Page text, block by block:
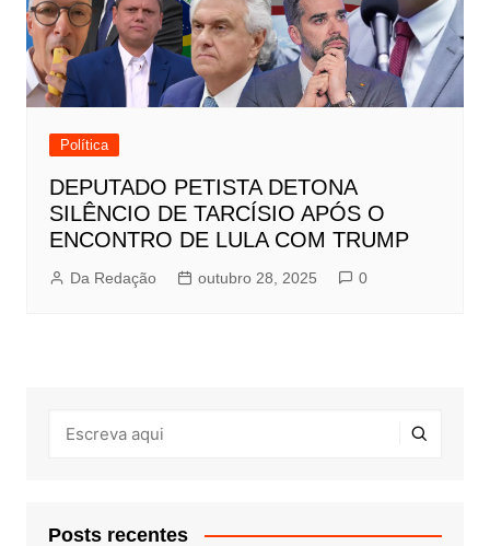
Política
DEPUTADO PETISTA DETONA
SILÊNCIO DE TARCÍSIO APÓS O
ENCONTRO DE LULA COM TRUMP
Da Redação outubro 28, 2025 0
Posts recentes